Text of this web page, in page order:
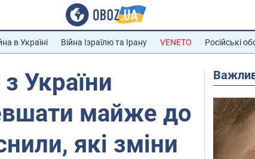
в Україні Війна Ізраїлю та Ірану VENETO Російські
України
майже до
які зміни